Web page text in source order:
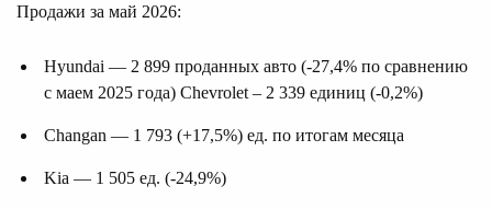
Продажи за май 2026:
Hyundai — 2 899 проданных авто (-27,4% по сравнению
с маем 2025 года) Chevrolet – 2 339 единиц (-0,2%)
Changan — 1 793 (+17,5%) ед. по итогам месяца
Kia — 1 505 ед. (-24,9%)